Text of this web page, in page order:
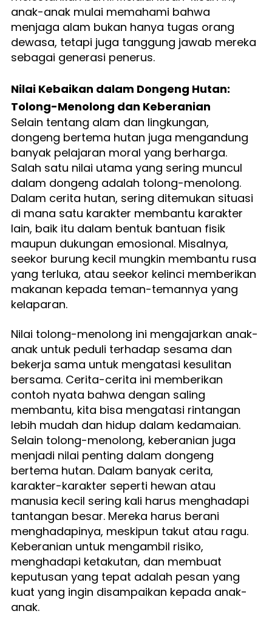
anak-anak mulai memahami bahwa
menjaga alam bukan hanya tugas orang
dewasa, tetapi juga tanggung jawab mereka
sebagai generasi penerus.
Nilai Kebaikan dalam Dongeng Hutan:
Tolong-Menolong dan Keberanian
Selain tentang alam dan lingkungan,
dongeng bertema hutan juga mengandung
banyak pelajaran moral yang berharga.
Salah satu nilai utama yang sering muncul
dalam dongeng adalah tolong-menolong.
Dalam cerita hutan, sering ditemukan situasi
di mana satu karakter membantu karakter
lain, baik itu dalam bentuk bantuan fisik
maupun dukungan emosional. Misalnya,
seekor burung kecil mungkin membantu rusa
yang terluka, atau seekor kelinci memberikan
makanan kepada teman-temannya yang
kelaparan.
Nilai tolong-menolong ini mengajarkan anak-
anak untuk peduli terhadap sesama dan
bekerja sama untuk mengatasi kesulitan
bersama. Cerita-cerita ini memberikan
contoh nyata bahwa dengan saling
membantu, kita bisa mengatasi rintangan
lebih mudah dan hidup dalam kedamaian.
Selain tolong-menolong, keberanian juga
menjadi nilai penting dalam dongeng
bertema hutan. Dalam banyak cerita,
karakter-karakter seperti hewan atau
manusia kecil sering kali harus menghadapi
tantangan besar. Mereka harus berani
menghadapinya, meskipun takut atau ragu.
Keberanian untuk mengambil risiko,
menghadapi ketakutan, dan membuat
keputusan yang tepat adalah pesan yang
kuat yang ingin disampaikan kepada anak-
anak.